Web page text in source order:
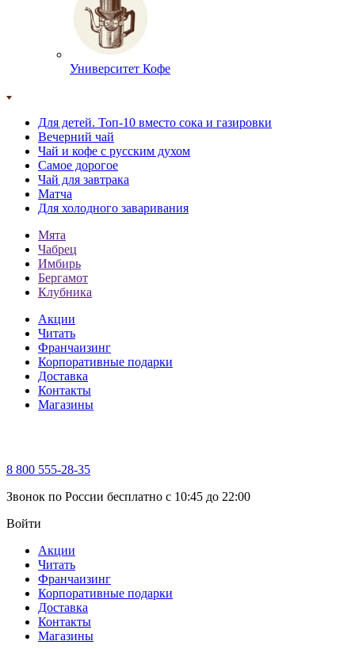
Университет Кофе
Для детей. Топ-10 вместо сока и газировки
Вечерний чай
Чай и кофе с русским духом
Самое дорогое
Чай для завтрака
Матча
Для холодного заваривания
Мята
Чабрец
Имбирь
Бергамот
Клубника
Акции
Читать
Франчаизинг
Корпоративные подарки
Доставка
Контакты
Магазины
8 800 555-28-35
Звонок по России бесплатно c 10:45 до 22:00
Войти
Акции
Читать
Франчаизинг
Корпоративные подарки
Доставка
Контакты
Магазины